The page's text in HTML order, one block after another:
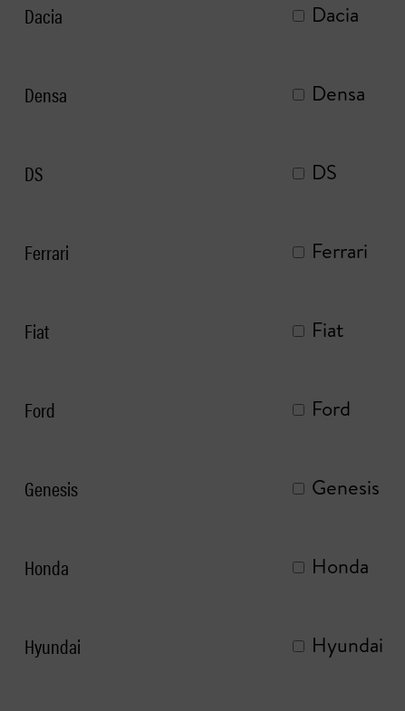
Dacia Dacia
Densa Densa
DS DS
Ferrari Ferrari
Fiat Fiat
Ford Ford
Genesis Genesis
Honda Honda
Hyundai Hyundai